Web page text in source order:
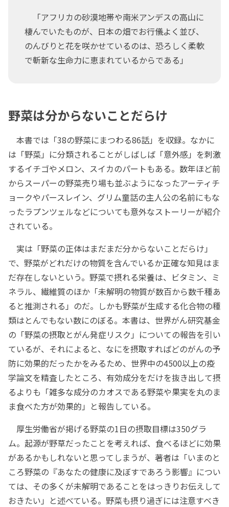
「アフリカの砂漠地帯や南米アンデスの高山に
棲んでいたものが、日本の畑でお行儀よく並び、
のんびりと花を咲かせているのは、恐ろしく柔軟
で斬新な生命力に恵まれているからである」
野菜は分からないことだらけ
本書では「38の野菜にまつわる86話」を収録。なかに
は「野菜」に分類されることがしばしば「意外感」を刺激
するイチゴやメロン、スイカのパートもある。数年ほど前
からスーパーの野菜売り場も並ぶようになったアーティチ
ョークやパースレイン、グリム童話の主人公の名前にもな
ったラプンツェルなどについても意外なストーリーが紹介
されている。
実は「野菜の正体はまだまだ分からないことだらけ」
で、野菜がどれだけの物質を含んでいるか正確な知見はま
だ存在しないという。野菜で摂れる栄養は、ビタミン、ミ
ネラル、繊維質のほか「未解明の物質が数百から数千種あ
ると推測される」のだ。しかも野菜が生成する化合物の種
類はとんでもない数にのぼる。本書は、世界がん研究基金
の「野菜の摂取とがん発症リスク」についての報告を引い
ているが、それによると、なにを摂取すればどのがんの予
防に効果的だったかをみるため、世界中の4500以上の疫
学論文を精査したところ、有効成分をだけを抜き出して摂
るよりも「雑多な成分のカオスである野菜や果実を丸のま
ま食べた方が効果的」と報告している。
厚生労働省が掲げる野菜の1日の摂取目標は350グラ
ム。起源が野草だったことを考えれば、食べるほどに効果
があるかもしれないと思ってしまうが、著者は「いまのと
ころ野菜の『あなたの健康に及ぼすであろう影響』につい
ては、その多くが未解明であることをはっきりお伝えして
おきたい」と述べている。野菜も摂り過ぎには注意すべき